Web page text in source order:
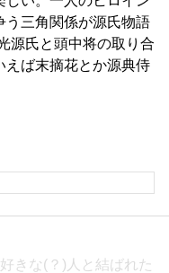
う三角関係が源氏物語
源氏と頭中将の取り合
えば末摘花とか源典侍
きな(？)人と結ばれた